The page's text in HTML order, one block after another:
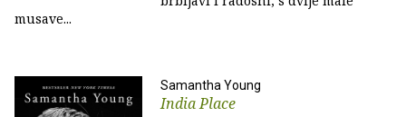
musave...
Samantha Young
India Place